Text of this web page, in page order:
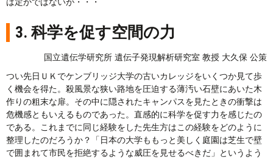
3. 科学を促す空間の力
国立遺伝学研究所 遺伝子発現解析研究室 教授 大久保 公策
つい先日ＵＫでケンブリッジ大学の古いカレッジをいくつか見て歩
く機会を得た。殺風景な狭い路地を圧迫する薄汚い石壁にあいた木
作りの粗末な扉。その中に隠されたキャンパスを見たときの衝撃は
危機感ともいえるものであった。直感的に科学を促す力を感じたの
である。これまでに同じ経験をした先生方はこの経験をどのように
整理したのだろうか？「日本の大学ももっと美しく庭園は芝生で壁
で囲まれて市民を拒絶するような威圧を見せるべきだ」というよう